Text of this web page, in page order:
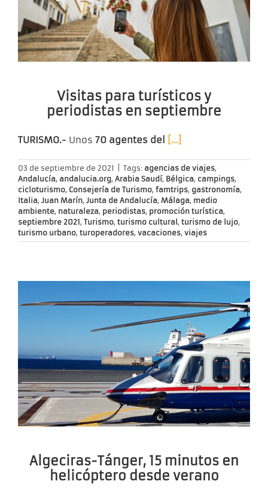
Visitas para turísticos y
periodistas en septiembre
TURISMO.- Unos 70 agentes del […]
03 de septiembre de 2021 Tags: agencias de viajes,
Andalucía, andalucia.org, Arabia Saudí, Bélgica, campings,
cicloturismo, Consejería de Turismo, famtrips, gastronomía,
Italia, Juan Marín, Junta de Andalucía, Málaga, medio
ambiente, naturaleza, periodistas, promoción turística,
septiembre 2021, Turismo, turismo cultural , turismo de lujo,
turismo urbano, turoperadores, vacaciones, viajes
Algeciras-Tánger, 15 minutos en
helicóptero desde verano